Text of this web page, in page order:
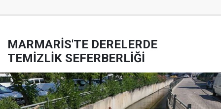
MARMARİS'TE DERELERDE
TEMİZLİK SEFERBERLİĞİ